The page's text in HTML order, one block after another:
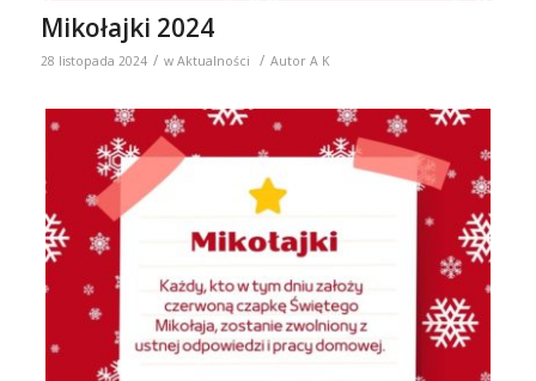
Mikołajki 2024
28 listopada 2024 / w Aktualności / Autor A K